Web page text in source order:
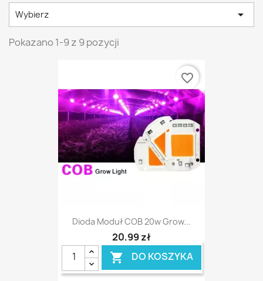
Wybierz 
Pokazano 1-9 z 9 pozycji
Dioda Moduł COB 20w Grow...
20,99 zł
 DO KOSZYKA
favorite_border